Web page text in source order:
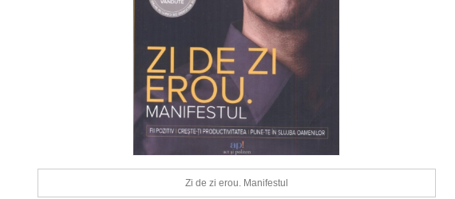
Zi de zi erou. Manifestul